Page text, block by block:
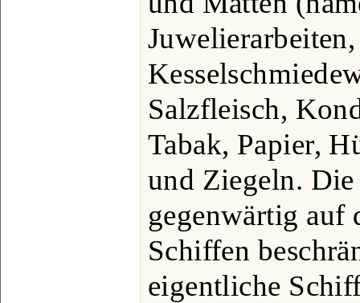
Salzfleisch,
Tabak, Papier,
und Ziegeln.
gegenwärtig auf
Schiffen
eigentliche